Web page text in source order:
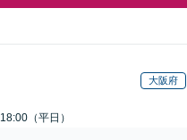
大阪府
（平日）